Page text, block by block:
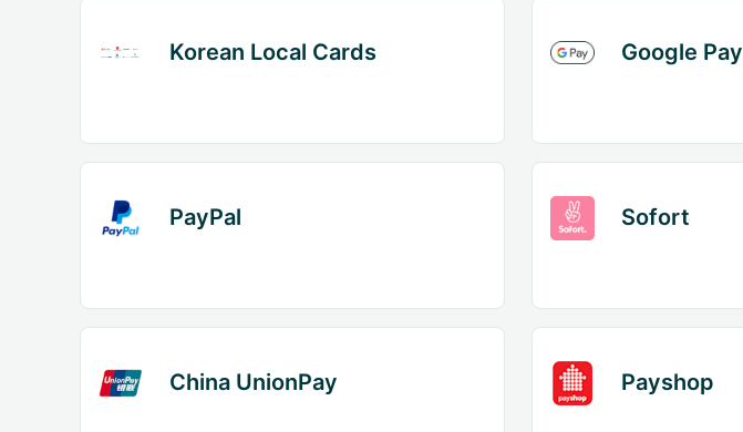
Korean Local Cards Google Pay
PayPal Sofort
China UnionPay Payshop